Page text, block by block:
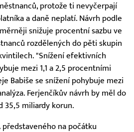
protože ti nevyčerpají
a daně neplatí. Návrh podle
snižuje procentní sazbu ve
rozdělených do pěti skupin
"Snížení efektivních
mezi 1,1 a 2,5 procentními
Babiše se snížení pohybuje mezi
Ferjenčíkův návrh by měl do
35,5 miliardy korun.
na počátku